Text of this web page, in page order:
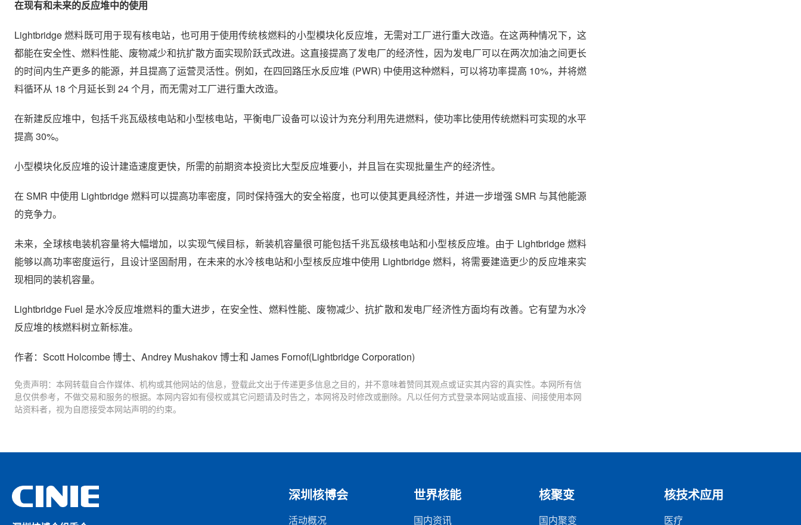
在现有和未来的反应堆中的使用
Lightbridge 燃料既可用于现有核电站，也可用于使用传统核燃料的小型模块化反应堆，无需对工厂进行重大改造。在这两种情况下，这
都能在安全性、燃料性能、废物减少和抗扩散方面实现阶跃式改进。这直接提高了发电厂的经济性，因为发电厂可以在两次加油之间更长
的时间内生产更多的能源，并且提高了运营灵活性。例如，在四回路压水反应堆 (PWR) 中使用这种燃料，可以将功率提高 10%，并将燃
料循环从 18 个月延长到 24 个月，而无需对工厂进行重大改造。
在新建反应堆中，包括千兆瓦级核电站和小型核电站，平衡电厂设备可以设计为充分利用先进燃料，使功率比使用传统燃料可实现的水平
提高 30%。
小型模块化反应堆的设计建造速度更快，所需的前期资本投资比大型反应堆要小，并且旨在实现批量生产的经济性。
在 SMR 中使用 Lightbridge 燃料可以提高功率密度，同时保持强大的安全裕度，也可以使其更具经济性，并进一步增强 SMR 与其他能源
的竞争力。
未来，全球核电装机容量将大幅增加，以实现气候目标，新装机容量很可能包括千兆瓦级核电站和小型核反应堆。由于 Lightbridge 燃料
能够以高功率密度运行，且设计坚固耐用，在未来的水冷核电站和小型核反应堆中使用 Lightbridge 燃料，将需要建造更少的反应堆来实
现相同的装机容量。
Lightbridge Fuel 是水冷反应堆燃料的重大进步，在安全性、燃料性能、废物减少、抗扩散和发电厂经济性方面均有改善。它有望为水冷
反应堆的核燃料树立新标准。
作者：Scott Holcombe 博士、Andrey Mushakov 博士和 James Fornof(Lightbridge Corporation)
免责声明：本网转载自合作媒体、机构或其他网站的信息，登载此文出于传递更多信息之目的，并不意味着赞同其观点或证实其内容的真实性。本网所有信
息仅供参考，不做交易和服务的根据。本网内容如有侵权或其它问题请及时告之，本网将及时修改或删除。凡以任何方式登录本网站或直接、间接使用本网
站资料者，视为自愿接受本网站声明的约束。
深圳核博会
活动概况
世界核能
国内资讯
核聚变
国内聚变
核技术应用
医疗